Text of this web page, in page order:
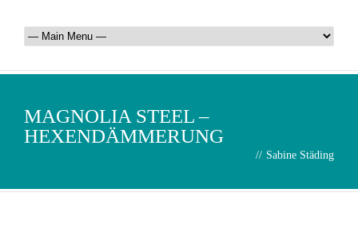
MAGNOLIA STEEL –
HEXENDÄMMERUNG
// Sabine Städing